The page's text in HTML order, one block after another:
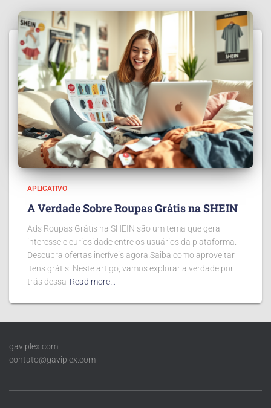
APLICATIVO
A Verdade Sobre Roupas Grátis na SHEIN
Ads Roupas Grátis na SHEIN são um tema que gera
interesse e curiosidade entre os usuários da plataforma.
Descubra ofertas incríveis agora!Saiba como aproveitar
itens grátis! Neste artigo, vamos explorar a verdade por
trás dessa Read more…
gaviplex.com
contato@gaviplex.com